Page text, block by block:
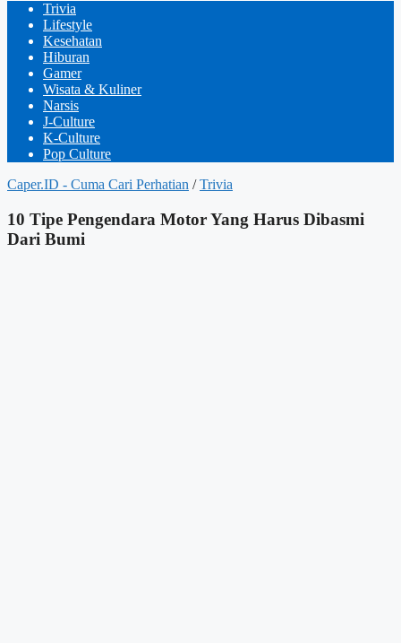
Trivia
Lifestyle
Kesehatan
Hiburan
Gamer
Wisata & Kuliner
Narsis
J-Culture
K-Culture
Pop Culture
Caper.ID - Cuma Cari Perhatian / Trivia
10 Tipe Pengendara Motor Yang Harus Dibasmi
Dari Bumi